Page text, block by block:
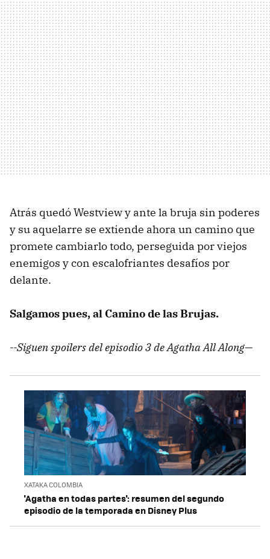
Atrás quedó Westview y ante la bruja sin poderes
y su aquelarre se extiende ahora un camino que
promete cambiarlo todo, perseguida por viejos
enemigos y con escalofriantes desafíos por
delante.
Salgamos pues, al Camino de las Brujas.
--Siguen spoilers del episodio 3 de Agatha All Along—
XATAKA COLOMBIA
'Agatha en todas partes': resumen del segundo
episodio de la temporada en Disney Plus